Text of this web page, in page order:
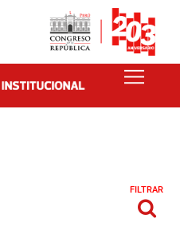
FILTRAR